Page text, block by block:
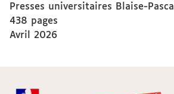
Presses universitaires Blaise-Pascal
438 pages
Avril 2026